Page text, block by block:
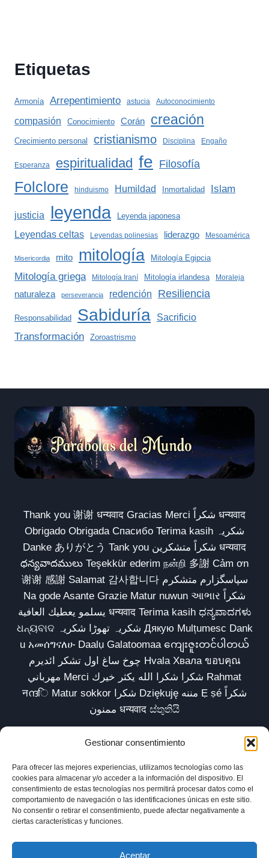
Gestionar consentimiento
Para ofrecer las mejores experiencias, utilizamos tecnologías como las
cookies para almacenar y/o acceder a la información del dispositivo. El
consentimiento de estas tecnologías nos permitirá procesar datos como el
comportamiento de navegación o las identificaciones únicas en este sitio.
No consentir o retirar el consentimiento, puede afectar negativamente a
ciertas características y funciones.
Aceptar
Etiquetas
Armonía Arrepentimiento astucia Autoconocimiento
compasión Conocimiento Corán creación
Crecimiento personal cristianismo Disciplina Engaño
Esperanza espiritualidad fe Filosofía
Folclore hinduismo Humildad Inmortalidad Islam
justicia leyenda Leyenda japonesa
Leyendas celtas Leyendas polinesias liderazgo Mesoamérica
Misericordia mito mitología Mitología Egipcia
Mitología griega Mitología Iraní Mitología irlandesa Moraleja
naturaleza perseverancia redención Resiliencia
Responsabilidad Sabiduría Sacrificio
Transformación Zoroastrismo
Thank you 谢谢 धन्यवाद Gracias Merci شكراً धन्यवाद
Obrigado Obrigada Спасибо Terima kasih شکریہ
Danke ありがとう Tank you شكراً متشكرين धन्यवाद
ధన్యవాదములు Teşekkür ederim நன்றி 多謝 Cảm ơn
谢谢 感謝 Salamat 감사합니다 سپاسگزارم متشکرم
Na gode Asante Grazie Matur nuwun આભાર شكراً
يسلمو يعطيك العافية धन्यवाद Terima kasih ಧನ್ಯವಾದಗಳು
ଧନ୍ୟବାଦ شکریہ تھوڑا شکریہ Дякую Mulțumesc Dank
u አመሰግናለሁ Daalụ Galatoomaa ကျေးဇူးတင်ပါတယ်
چوخ ساغ اول تشکر ائدیرم Hvala Хвала ขอบคุณ
مهرباني Merci شكرا شكرا الله يكثر خيرك Rahmat
नന്ദि Matur sokkor شكرا Dziękuję مننه Ẹ ṣé شكراً
ممنون धन्यवाद ස්තුතියි
Inicio Biblioteca Parábolas TV
Comunidad
Esencia
Blog
Política de privacidad
Aviso legal
Política de cookies (UE)